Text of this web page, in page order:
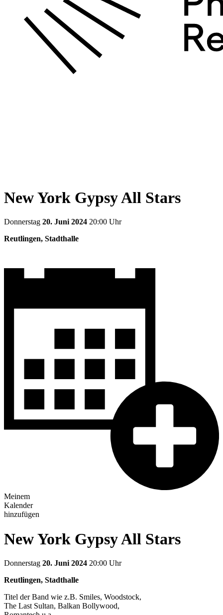
New York Gypsy All Stars
Donnerstag 20. Juni 2024 20:00 Uhr
Reutlingen, Stadthalle
Meinem
Kalender
hinzufügen
New York Gypsy All Stars
Donnerstag 20. Juni 2024 20:00 Uhr
Reutlingen, Stadthalle
Titel der Band wie z.B. Smiles, Woodstock,
The Last Sultan, Balkan Bollywood,